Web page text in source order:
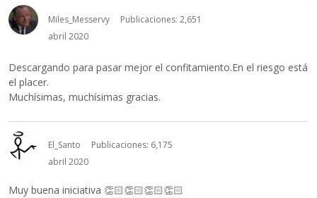
Miles_Messervy
Publicaciones: 2,651
abril 2020
Descargando para pasar mejor el confitamiento.En el riesgo está
el placer.
Muchísimas, muchísimas gracias.
El_Santo
Publicaciones: 6,175
abril 2020
Muy buena iniciativa 👏🏻👏🏻👏🏻👏🏻